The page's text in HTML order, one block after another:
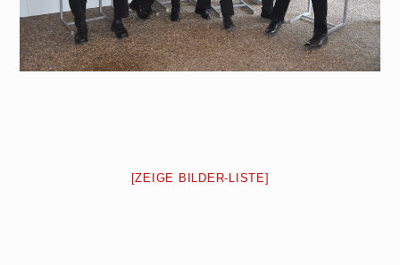
[ZEIGE BILDER-LISTE]